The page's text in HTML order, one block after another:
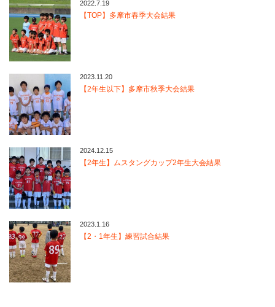
2022.7.19
【TOP】多摩市春季大会結果
2023.11.20
【2年生以下】多摩市秋季大会結果
2024.12.15
【2年生】ムスタングカップ2年生大会結果
2023.1.16
【2・1年生】練習試合結果